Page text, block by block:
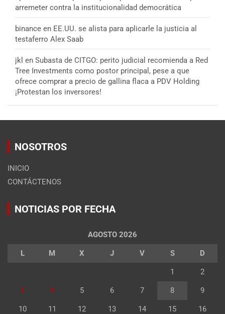
arremeter contra la institucionalidad democrática
binance en EE.UU. se alista para aplicarle la justicia al
testaferro Alex Saab
jkl en Subasta de CITGO: perito judicial recomienda a Red
Tree Investments como postor principal, pese a que
ofrece comprar a precio de gallina flaca a PDV Holding
¡Protestan los inversores!
NOSOTROS
INICIO
CONTÁCTENOS
NOTICIAS POR FECHA
AGOSTO 2026
L M X J V S D
1 2
3 4 5 6 7 8 9
10 11 12 13 14 15 16